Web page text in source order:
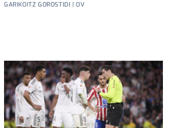
GARIKOITZ GOROSTIDI | OV